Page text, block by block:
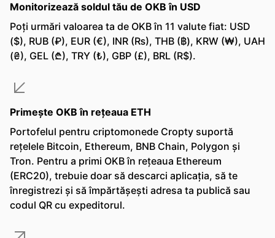
Monitorizează soldul tău de OKB în USD
Poți urmări valoarea ta de OKB în 11 valute fiat: USD
($), RUB (₽), EUR (€), INR (₨), THB (฿), KRW (₩), UAH
(₴), GEL (₾), TRY (₺), GBP (£), BRL (R$).
Primește OKB în rețeaua ETH
Portofelul pentru criptomonede Cropty suportă
rețelele Bitcoin, Ethereum, BNB Chain, Polygon și
Tron. Pentru a primi OKB în rețeaua Ethereum
(ERC20), trebuie doar să descarci aplicația, să te
înregistrezi și să împărtășești adresa ta publică sau
codul QR cu expeditorul.